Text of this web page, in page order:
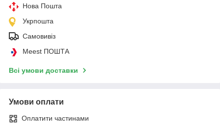
Нова Пошта
Укрпошта
Самовивіз
Meest ПОШТА
Всі умови доставки
Умови оплати
Оплатити частинами